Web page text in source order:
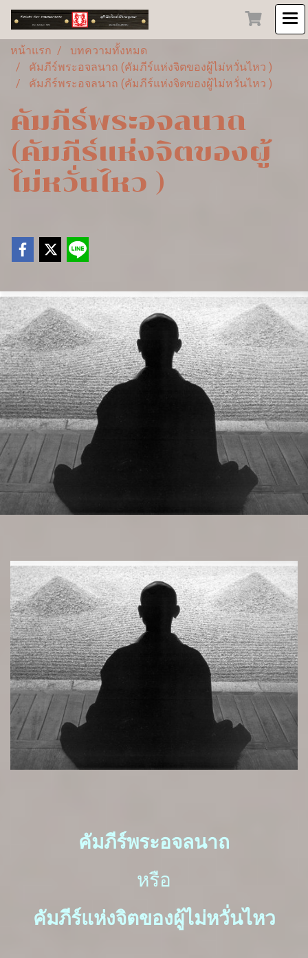
หน้าแรก
บทความทั้งหมด
คัมภีร์พระอจลนาถ (คัมภีร์แห่งจิตของผู้ไม่หวั่นไหว )
คัมภีร์พระอจลนาถ (คัมภีร์แห่งจิตของผู้ไม่หวั่นไหว )
คัมภีร์พระอจลนาถ
(คัมภีร์แห่งจิตของผู้
ไม่หวั่นไหว )
คัมภีร์พระอจลนาถ
หรือ
คัมภีร์แห่งจิตของผู้ไม่หวั่นไหว